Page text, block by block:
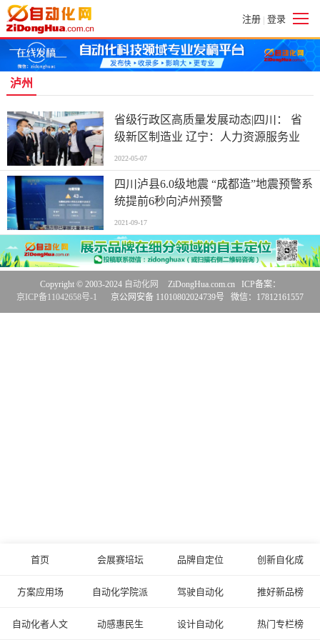
注册 | 登录
泸州
省级行政区高质量发展动态|四川： 省
级新区制造业 辽宁：人力资源服务业
2022-05-07
四川泸县6.0级地震 “成都造”地震预警系
统提前6秒向泸州预警
2021-09-17
首页 会展赛培坛 品牌自定位 创新自化成
方案应用场 自动化学院派 驾驶自动化 推好新品榜
自动化者人文 动感惠民生 设计自动化 热门专栏榜
Copyright © 2003-2024 自动化网
ZiDongHua.com.cn ICP备案：
京ICP备11042658号-1
京公网安备 11010802024739号 微信：17812161557